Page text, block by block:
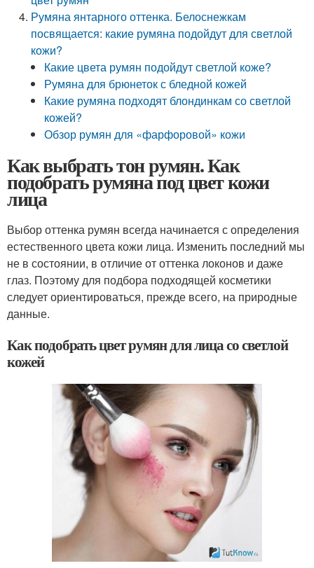
Румяна янтарного оттенка. Белоснежкам
посвящается: какие румяна подойдут для светлой
кожи?
Какие цвета румян подойдут светлой коже?
Румяна для брюнеток с бледной кожей
Какие румяна подходят блондинкам со светлой
кожей?
Обзор румян для «фарфоровой» кожи
Как выбрать тон румян. Как
подобрать румяна под цвет кожи
лица
Выбор оттенка румян всегда начинается с определения
естественного цвета кожи лица. Изменить последний мы
не в состоянии, в отличие от оттенка локонов и даже
глаз. Поэтому для подбора подходящей косметики
следует ориентироваться, прежде всего, на природные
данные.
Как подобрать цвет румян для лица со светлой
кожей